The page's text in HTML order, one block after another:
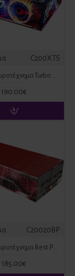
C200XTS
190.00€
C20020BP
185.00€